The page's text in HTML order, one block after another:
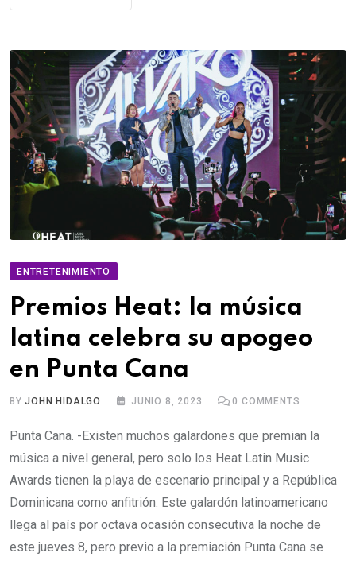
ENTRETENIMIENTO
Premios Heat: la música
latina celebra su apogeo
en Punta Cana
BYJOHN HIDALGO JUNIO 8, 2023 0 COMMENTS
Punta Cana. -Existen muchos galardones que premian la
música a nivel general, pero solo los Heat Latin Music
Awards tienen la playa de escenario principal y a República
Dominicana como anfitrión. Este galardón latinoamericano
llega al país por octava ocasión consecutiva la noche de
este jueves 8, pero previo a la premiación Punta Cana se